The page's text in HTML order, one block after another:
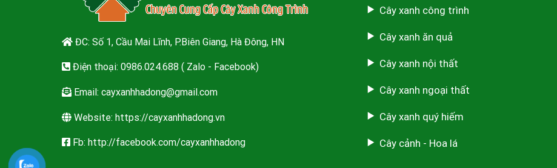
ĐC: Số 1, Cầu Mai Lĩnh, P.Biên Giang, Hà Đông, HN
Điện thoại: 0986.024.688 ( Zalo - Facebook)
Email: cayxanhhadong@gmail.com
Website: https://cayxanhhadong.vn
Fb: http://facebook.com/cayxanhhadong
Cây xanh công trình
Cây xanh ăn quả
Cây xanh nội thất
Cây xanh ngoại thất
Cây xanh quý hiếm
Cây cảnh - Hoa lá